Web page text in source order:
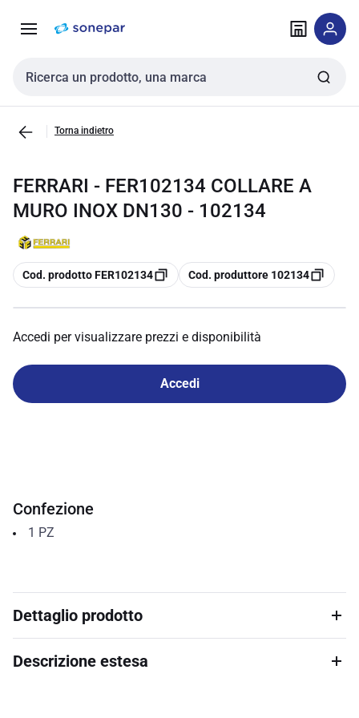
navigazione alla
Cerca input
Torna indietro
FERRARI - FER102134 COLLARE A
MURO INOX DN130 - 102134
copia
Cod. prodotto FER102134 copia
Cod. produttore 102134
Accedi per visualizzare prezzi e disponibilità
Accedi
Confezione
1 PZ
Dettaglio prodotto
Descrizione estesa